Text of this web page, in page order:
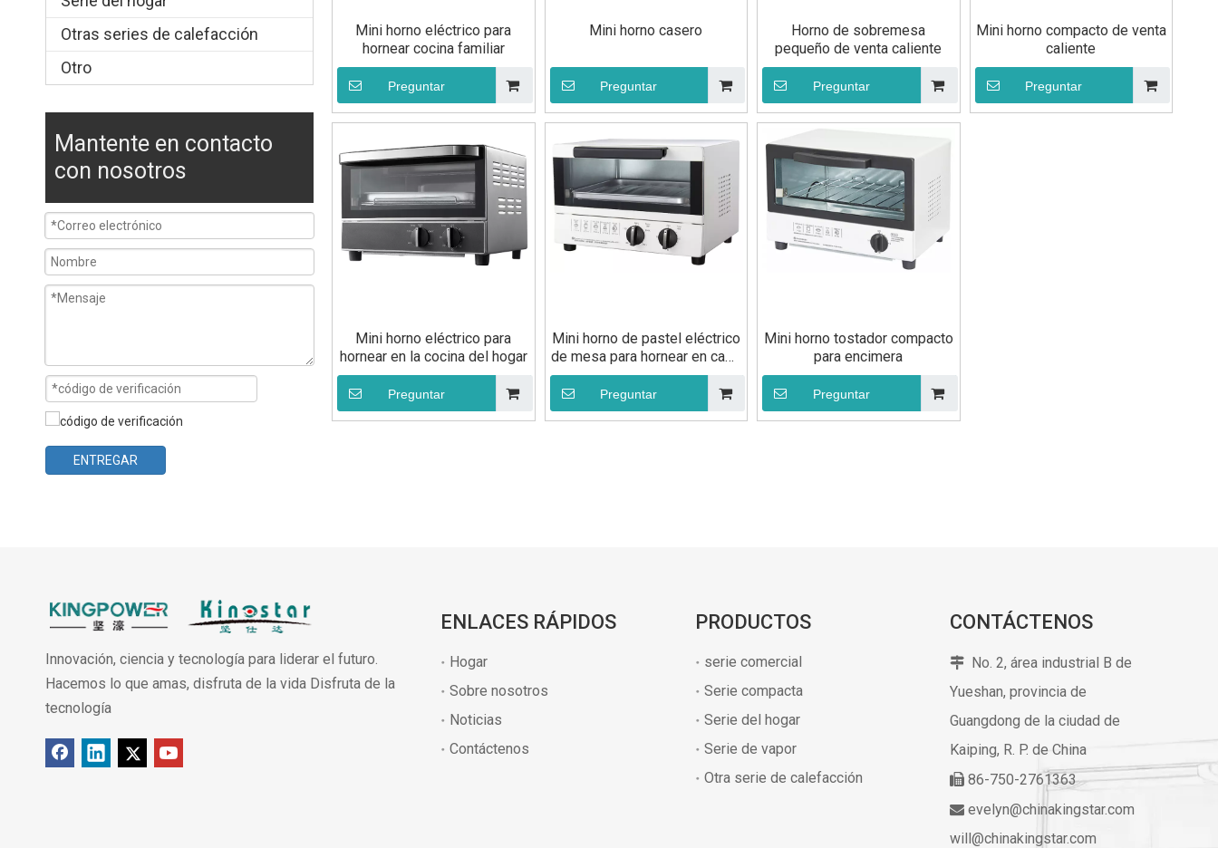
Otras series de calefacción
Otro
Mantente en contacto
con nosotros
ENTREGAR
Mini horno eléctrico para
hornear cocina familiar
Preguntar
Mini horno casero
Preguntar
Horno de sobremesa
pequeño de venta caliente
Preguntar
Mini horno compacto de venta
caliente
Preguntar
Mini horno eléctrico para
hornear en la cocina del hogar
Preguntar
Mini horno de pastel eléctrico
de mesa para hornear en casa
a pequeña escala
Preguntar
Mini horno tostador compacto
para encimera
Preguntar
Innovación, ciencia y tecnología para liderar el futuro.
Hacemos lo que amas, disfruta de la vida Disfruta de la
tecnología
ENLACES RÁPIDOS
Hogar
Sobre nosotros
Noticias
Contáctenos
PRODUCTOS
serie comercial
Serie compacta
Serie del hogar
Serie de vapor
Otra serie de calefacción
CONTÁCTENOS
 No. 2, área industrial B de
Yueshan, provincia de
Guangdong de la ciudad de
Kaiping, R. P. de China
86-750-2761363
 evelyn@chinakingstar.com
will@chinakingstar.com